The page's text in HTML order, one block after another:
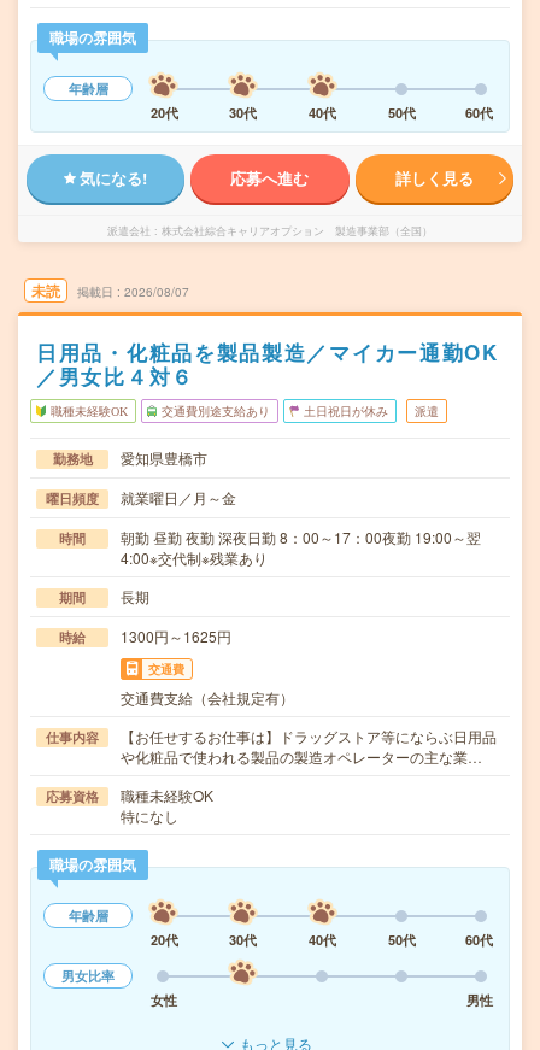
職場の雰囲気
年齢層
20代
30代 40代 50代 60代
気になる! 応募へ進む 詳しく見る
派遣会社 株式会社綜合キャリアオプション 製造事業部（全国）
未読 掲載日 2026/08/07
日用品・化粧品を製品製造／マイカー通勤OK
／男女比４対６
職種未経験OK 交通費別途支給あり 土日祝日が休み 派遣
勤務地 愛知県豊橋市
曜日頻度 就業曜日／月～金
時間
朝勤 昼勤 夜勤 深夜日勤 8：00～17：00夜勤 19:00～翌
4:00※交代制※残業あり
期間 長期
時給 1300円～1625円
交通費
交通費支給（会社規定有）
仕事内容
【お任せするお仕事は】ドラッグストア等にならぶ日用品
や化粧品で使われる製品の製造オペレーターの主な業…
応募資格
職種未経験OK
特になし
職場の雰囲気
年齢層
20代
30代 40代 50代
60代
男女比率
女性
男性
もっと見る